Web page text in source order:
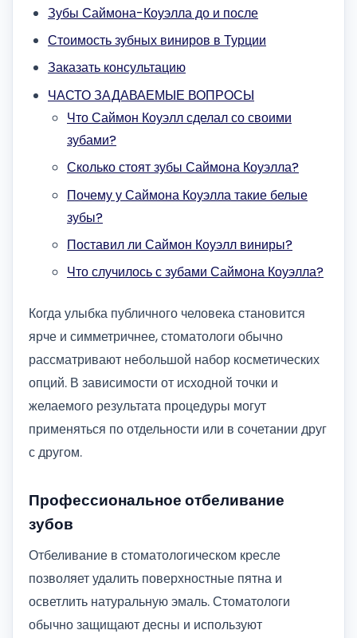
Зубы Саймона-Коуэлла до и после
Стоимость зубных виниров в Турции
Заказать консультацию
ЧАСТО ЗАДАВАЕМЫЕ ВОПРОСЫ
Что Саймон Коуэлл сделал со своими
зубами?
Сколько стоят зубы Саймона Коуэлла?
Почему у Саймона Коуэлла такие белые
зубы?
Поставил ли Саймон Коуэлл виниры?
Что случилось с зубами Саймона Коуэлла?
Когда улыбка публичного человека становится
ярче и симметричнее, стоматологи обычно
рассматривают небольшой набор косметических
опций. В зависимости от исходной точки и
желаемого результата процедуры могут
применяться по отдельности или в сочетании друг
с другом.
Профессиональное отбеливание
зубов
Отбеливание в стоматологическом кресле
позволяет удалить поверхностные пятна и
осветлить натуральную эмаль. Стоматологи
обычно защищают десны и используют